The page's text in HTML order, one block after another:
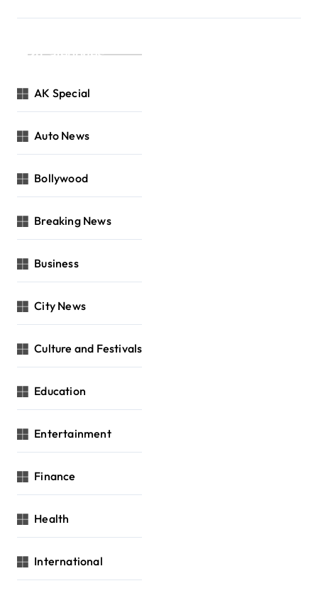
Categories
AK Special
Auto News
Bollywood
Breaking News
Business
City News
Culture and Festivals
Education
Entertainment
Finance
Health
International